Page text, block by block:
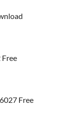
Free